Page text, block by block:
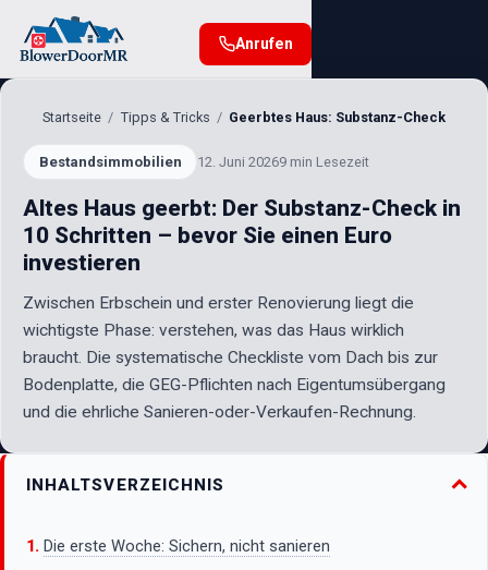
Anrufen
Startseite Tipps & Tricks Geerbtes Haus: Substanz-Check
Bestandsimmobilien 12. Juni 20269 min Lesezeit
Altes Haus geerbt: Der Substanz-Check in
10 Schritten – bevor Sie einen Euro
investieren
Zwischen Erbschein und erster Renovierung liegt die
wichtigste Phase: verstehen, was das Haus wirklich
braucht. Die systematische Checkliste vom Dach bis zur
Bodenplatte, die GEG-Pflichten nach Eigentumsübergang
und die ehrliche Sanieren-oder-Verkaufen-Rechnung.
INHALTSVERZEICHNIS
Die erste Woche: Sichern, nicht sanieren